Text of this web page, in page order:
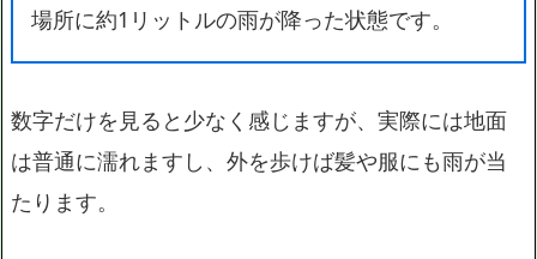
場所に約1リットルの雨が降った状態です。
数字だけを見ると少なく感じますが、実際には地面
は普通に濡れますし、外を歩けば髪や服にも雨が当
たります。